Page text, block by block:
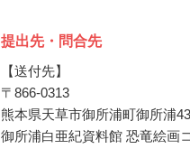
提出先・問合先
【送付先】
〒866-0313
熊本県天草市御所浦町御所浦
御所浦白亜紀資料館 恐竜絵画